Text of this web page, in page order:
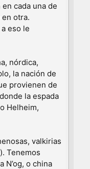
cada una de
otra.
eso le
nórdica,
la nación de
provienen de
la espada
Helheim,
valkirias
Tenemos
o china